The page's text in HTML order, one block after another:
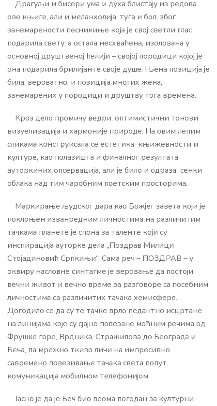
Драгуљи и бисери ума и духа блистају из редова
ове књиге, али и меланхолија, туга и бол, због
занемарености песникиње која је свој светли глас
подарила свету, а остала несхваћена, изолована у
основној друштвеној ћелији – својој породици којој је
она подарила брилијанте своје душе. Њена позиција је
била, вероватно, и позиција многих жена,
занемарених у породици и друштву тога времена.
Кроз дело промичу ведри, оптимистични тонови
визуелизација и хармоније природе. На овим лепим
сликама конструисала се естетика књижевности и
културе, као полазишта и финалног резултата
ауторкиних опсервација, али је било и одраза сенки
облака над тим чаробним поетским просторима.
Маркирање људског дара као Божјег завета који је
поклоњен изванредним личностима на различитим
тачкама планете је спона за таленте који су
инспирација ауторке дела „Поздрав Милици
Стојадиновић Српкињи“. Сама реч – ПОЗДРАВ – у
оквиру насловне синтагме је веровање да постоји
вечни живот и вечно време за разговоре са посебним
личностима са различитих тачака хемисфере.
Догодило се да су те тачке врло педантно исцртане
на линијама које су сјајно повезане моћним речима од
Фрушке горе, Врдника, Стражилова до Београда и
Беча, па мрежно ткиво личи на импресивно
савремено повезивање тачака света попут
комуникација мобилном телефонијом.
Јасно је да је Беч био веома погодан за културни